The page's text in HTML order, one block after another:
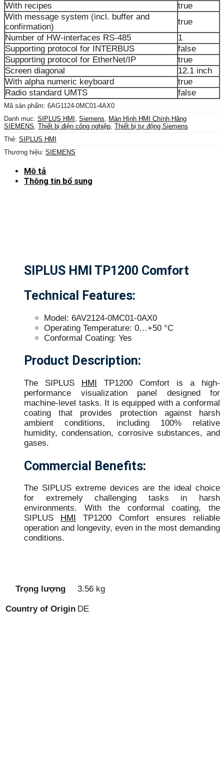
With recipes
true
With message system (incl. buffer and
confirmation)
true
Number of HW-interfaces RS-485
1
Supporting protocol for INTERBUS
false
Supporting protocol for EtherNet/IP
true
Screen diagonal
12.1 inch
With alpha numeric keyboard
true
Radio standard UMTS
false
Mã sản phẩm: 6AG1124-0MC01-4AX0
Danh mục: SIPLUS HMI Siemens
Màn Hình HMI Chính Hãng
SIEMENS Thiết bị điện công nghiệp Thiết bị tự động Siemens
Thẻ: SIPLUS HMI
Thương hiệu: SIEMENS
Mô tả
Thông tin bổ sung
SIPLUS HMI TP1200 Comfort
Technical Features:
Model: 6AV2124-0MC01-0AX0
Operating Temperature: 0…+50 °C
Conformal Coating: Yes
Product Description:
The SIPLUS HMI TP1200 Comfort is a high-
performance visualization panel designed for
machine-level tasks. It is equipped with a conformal
coating that provides protection against harsh
ambient conditions, including 100% relative
humidity, condensation, corrosive substances, and
gases.
Commercial Benefits:
The SIPLUS extreme devices are the ideal choice
for extremely challenging tasks in harsh
environments. With the conformal coating, the
SIPLUS
HMI
TP1200 Comfort ensures reliable
operation and longevity, even in the most demanding
conditions.
Trọng lượng 3.56 kg
Country of Origin DE